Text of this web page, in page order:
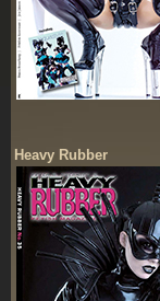
Heavy Rubber